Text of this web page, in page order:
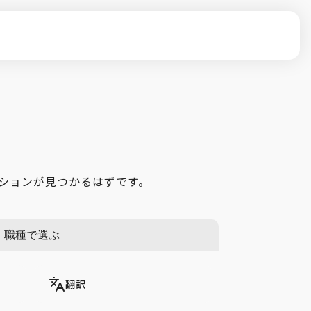
ンが見つかるはずです。
職種で選ぶ
翻訳